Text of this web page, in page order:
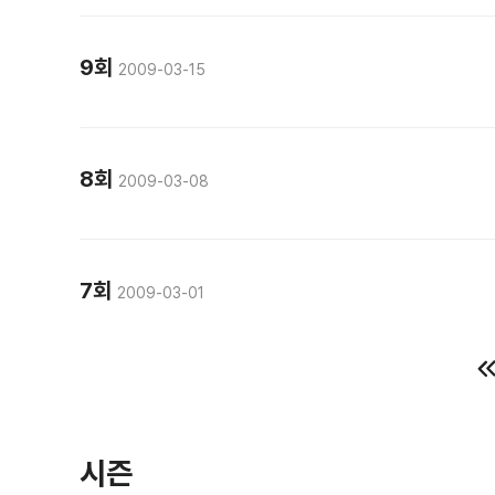
9회 2009-03-15
8회 2009-03-08
7회 2009-03-01
시즌